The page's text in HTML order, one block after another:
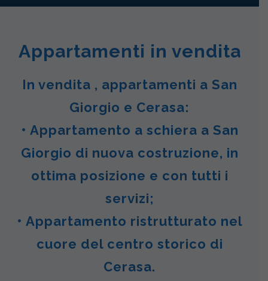
Appartamenti in vendita
In vendita , appartamenti a San
Giorgio e Cerasa:
• Appartamento a schiera a San
Giorgio di nuova costruzione, in
ottima posizione e con tutti i
servizi;
• Appartamento ristrutturato nel
cuore del centro storico di
Cerasa.